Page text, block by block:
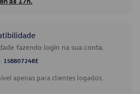
fazendo login na sua conta.
1SB807248E
apenas para clientes logados.